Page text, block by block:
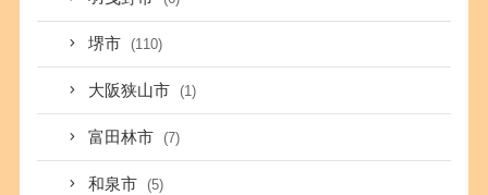
堺市 (110)
大阪狭山市 (1)
富田林市 (7)
和泉市 (5)